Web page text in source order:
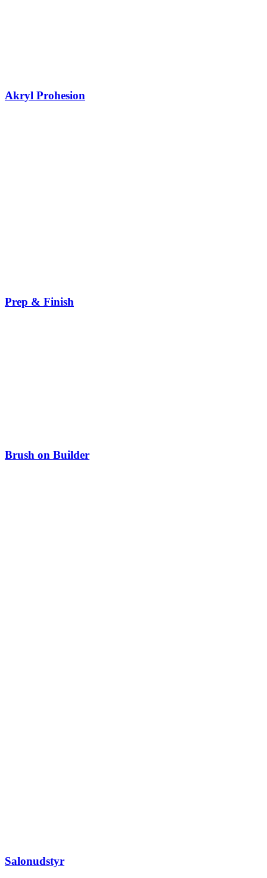
Akryl Prohesion
Prep & Finish
Brush on Builder
Salonudstyr